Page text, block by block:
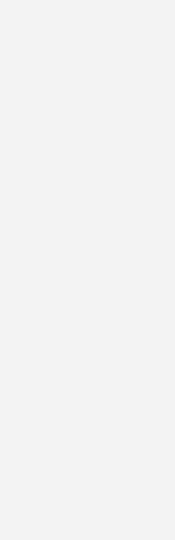
der
„Sie können
Dach entscheiden und
die Umwelt schonen.“
es ist noch jede
Solarstromleistung zu
die immer noch
in der Nachbarschaft.
die daneben stehenden
wäre nicht zu den
gewesen. Dazu kommen
die auf einen
Laufenden bleiben?
Newsletter von
verbandsunabhängigen